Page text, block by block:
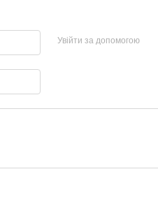
Увійти за допомогою